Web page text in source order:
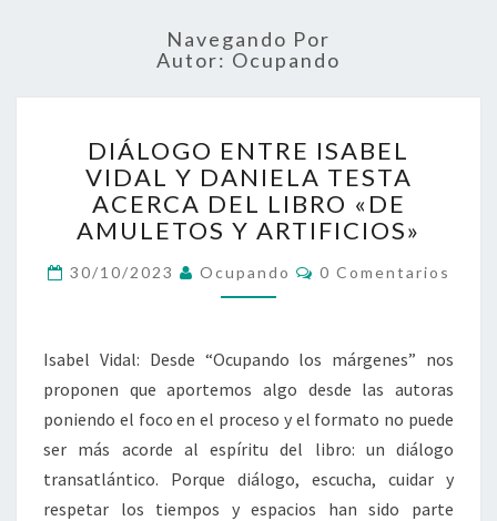
Navegando Por
Autor: Ocupando
ENTRE
ISABEL
VIDAL
TESTA
ACERCA
«DE
AMULETOS
Y
ARTIFICIOS»
DIÁLOGO ENTRE ISABEL
VIDAL Y DANIELA TESTA
ACERCA DEL LIBRO «DE
AMULETOS Y ARTIFICIOS»
30/10/2023 Ocupando Comentarios
0 Comentarios
Isabel Vidal: Desde “Ocupando los márgenes” nos
proponen que aportemos algo desde las autoras
poniendo el foco en el proceso y el formato no puede
ser más acorde al espíritu del libro: un diálogo
transatlántico. Porque diálogo, escucha, cuidar y
respetar los tiempos y espacios han sido parte